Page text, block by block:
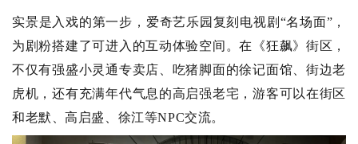
实景是入戏的第一步，爱奇艺乐园复刻电视剧“名场面”，
为剧粉搭建了可进入的互动体验空间。在《狂飙》街区，
不仅有强盛小灵通专卖店、吃猪脚面的徐记面馆、街边老
虎机，还有充满年代气息的高启强老宅，游客可以在街区
和老默、高启盛、徐江等NPC交流。